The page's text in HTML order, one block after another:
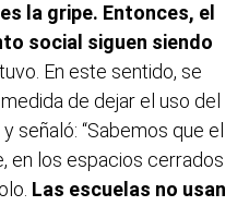
la gripe. Entonces, el
social siguen siendo
En este sentido, se
de dejar el uso del
señaló: “Sabemos que el
en los espacios cerrados
Las escuelas no usan